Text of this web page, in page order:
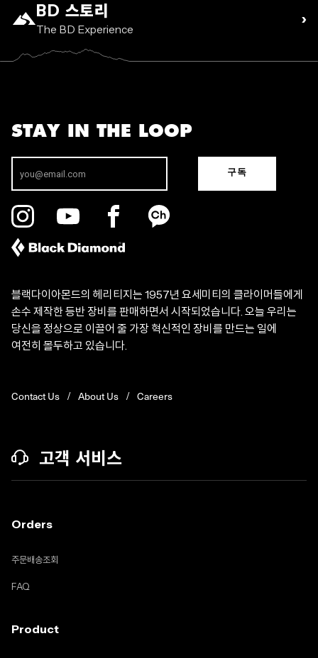
BD 스토리
The BD Experience
›
STAY IN THE LOOP
구독
블랙다이아몬드의 헤리티지는 1957년 요세미티의 클라이머들에게
손수 제작한 등반 장비를 판매하면서 시작되었습니다. 오늘 우리는
당신을 정상으로 이끌어 줄 가장 혁신적인 장비를 만드는 일에
여전히 몰두하고 있습니다.
Contact Us About Us Careers
고객 서비스
Orders
주문배송조회
FAQ
Product